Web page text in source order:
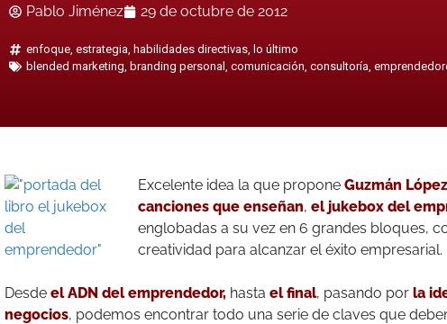
Pablo Jiménez 29 de octubre de 2012
enfoque, estrategia, habilidades directivas, lo último
blended marketing, branding personal , comunicación, consultoría,
Excelente idea la que propone Guzmán López
canciones que enseñan, el jukebox del
englobadas a su vez en 6 grandes bloques,
creatividad para alcanzar el éxito empresarial.
Desde el ADN del emprendedor, hasta el final, pasando por la
negocios, podemos encontrar todo una serie de claves que